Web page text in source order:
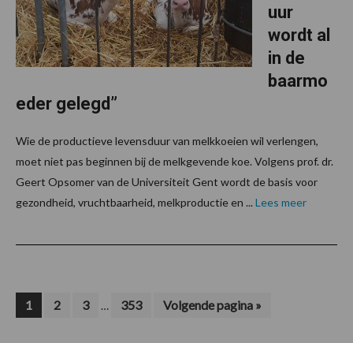
uur
wordt al
in de
baarmo
eder gelegd”
Wie de productieve levensduur van melkkoeien wil verlengen,
moet niet pas beginnen bij de melkgevende koe. Volgens prof. dr.
Geert Opsomer van de Universiteit Gent wordt de basis voor
gezondheid, vruchtbaarheid, melkproductie en ... Lees meer
Pagina
1 Pagina
2 Pagina
3
Interim
… Pagina
353
Ga
naar
Volgende pagina »